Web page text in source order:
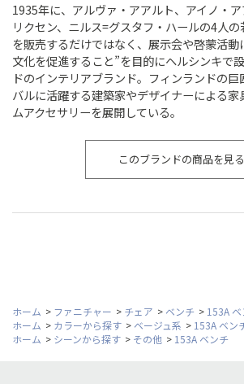
1935年に、アルヴァ・アアルト、アイノ・
リクセン、ニルス=グスタフ・ハールの4人
を販売するだけではなく、展示会や啓蒙活動
文化を促進すること”を目的にヘルシンキで
ドのインテリアブランド。フィンランドの
バルに活躍する建築家やデザイナーによる家
ムアクセサリーを展開している。
このブランドの商品を見る
ホーム > ファニチャー > チェア > ベンチ > 153A
ホーム > カラーから探す > ベージュ系 > 153A ベン
ホーム > シーンから探す > その他 > 153A ベンチ